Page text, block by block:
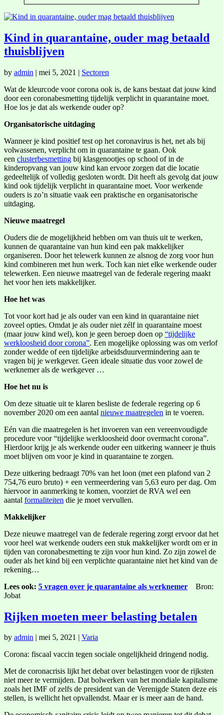
Kind in quarantaine, ouder mag betaald
thuisblijven
by admin | mei 5, 2021 | Sectoren
Wat de kleurcode voor corona ook is, de kans bestaat dat jouw kind
door een coronabesmetting tijdelijk verplicht in quarantaine moet.
Hoe los je dat als werkende ouder op?
Organisatorische uitdaging
Wanneer je kind positief test op het coronavirus is het, net als bij
volwassenen, verplicht om in quarantaine te gaan. Ook
een clusterbesmetting bij klasgenootjes op school of in de
kinderopvang van jouw kind kan ervoor zorgen dat die locatie
gedeeltelijk of volledig gesloten wordt. Dit heeft als gevolg dat jouw
kind ook tijdelijk verplicht in quarantaine moet. Voor werkende
ouders is zo’n situatie vaak een praktische en organisatorische
uitdaging.
Nieuwe maatregel
Ouders die de mogelijkheid hebben om van thuis uit te werken,
kunnen de quarantaine van hun kind een pak makkelijker
organiseren. Door het telewerk kunnen ze alsnog de zorg voor hun
kind combineren met hun werk. Toch kan niet elke werkende ouder
telewerken. Een nieuwe maatregel van de federale regering maakt
het voor hen iets makkelijker.
Hoe het was
Tot voor kort had je als ouder van een kind in quarantaine niet
zoveel opties. Omdat je als ouder niet zélf in quarantaine moest
(maar jouw kind wel), kon je geen beroep doen op “tijdelijke
werkloosheid door corona”. Een mogelijke oplossing was om verlof
zonder wedde of een tijdelijke arbeidsduurvermindering aan te
vragen bij je werkgever. Geen ideale situatie dus voor zowel de
werknemer als de werkgever …
Hoe het nu is
Om deze situatie uit te klaren besliste de federale regering op 6
november 2020 om een aantal nieuwe maatregelen in te voeren.
Eén van die maatregelen is het invoeren van een vereenvoudigde
procedure voor “tijdelijke werkloosheid door overmacht corona”.
Hierdoor krijg je als werkende ouder een uitkering wanneer je thuis
moet blijven om voor je kind in quarantaine te zorgen.
Deze uitkering bedraagt 70% van het loon (met een plafond van 2
754,76 euro bruto) + een vermeerdering van 5,63 euro per dag. Om
hiervoor in aanmerking te komen, voorziet de RVA wel een
aantal formaliteiten die je moet vervullen.
Makkelijker
Deze nieuwe maatregel van de federale regering zorgt ervoor dat het
voor heel wat werkende ouders een stuk makkelijker wordt om er in
tijden van coronabesmetting te zijn voor hun kind. Zo zijn zowel de
ouder als het kind bij een verplichte quarantaine niet het kind van de
rekening…
Lees ook: 5 vragen over je quarantaine als werknemer Bron:
Jobat
Rijken moeten meer belasting betalen
by admin | mei 5, 2021 | Varia
Corona: fiscaal vaccin tegen sociale ongelijkheid dringend nodig.
Met de coronacrisis lijkt het debat over belastingen voor de rijksten
niet meer te vermijden. Dat bolwerken van het mondiale kapitalisme
zoals het IMF of zelfs de president van de Verenigde Staten deze eis
stellen, is wellicht het opvallendst. Maar er is meer aan de hand.